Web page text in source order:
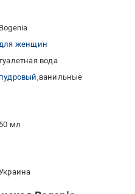
Bogenia
женщин
вода
пудровый ванильные
50 мл